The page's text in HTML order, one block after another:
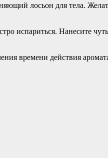
лосьон для тела.
испариться. Нанесите
времени действия